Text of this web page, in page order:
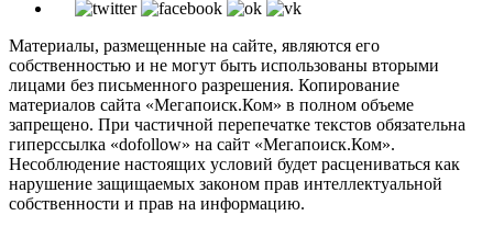
Материалы, размещенные на сайте, являются его
собственностью и не могут быть использованы вторыми
лицами без письменного разрешения. Копирование
материалов сайта «Мегапоиск.Ком» в полном объеме
запрещено. При частичной перепечатке текстов обязательна
гиперссылка «dofollow» на сайт «Мегапоиск.Ком».
Несоблюдение настоящих условий будет расцениваться как
нарушение защищаемых законом прав интеллектуальной
собственности и прав на информацию.